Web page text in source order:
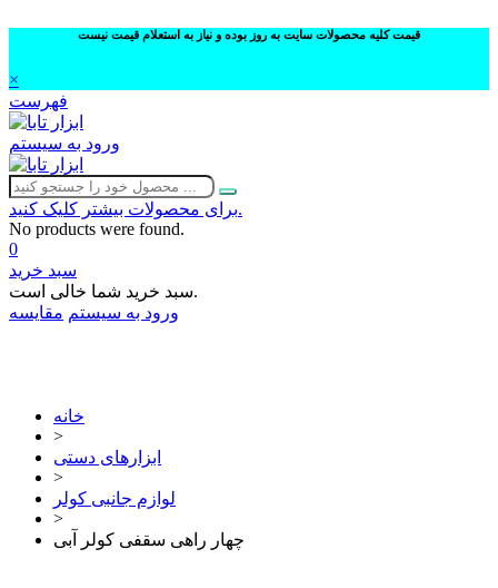
قیمت کلیه محصولات سایت به روز بوده و نیاز به استعلام قیمت نیست
×
فهرست
ورود به سیستم
برای محصولات بیشتر کلیک کنید.
No products were found.
0
سبد خرید
سبد خرید شما خالی است.
ورود به سیستم مقایسه
خانه
>
ابزارهای دستی
>
لوازم جانبی کولر
>
چهار راهی سقفی کولر آبی